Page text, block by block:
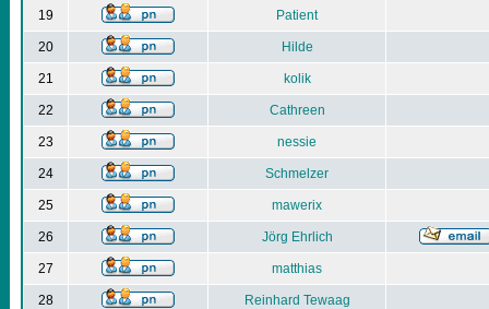
19 Patient
20 Hilde
21 kolik
22 Cathreen
23 nessie
24 Schmelzer
25 mawerix
26 Jörg Ehrlich
27 matthias
28 Reinhard Tewaag